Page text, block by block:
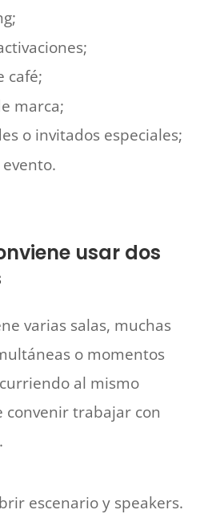
café;
marca;
o invitados especiales;
usar dos
varias salas, muchas
o momentos
al mismo
convenir trabajar con
escenario y speakers.